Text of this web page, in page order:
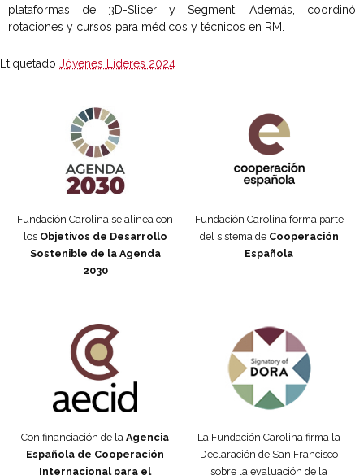
plataformas de 3D-Slicer y Segment. Además, coordinó
rotaciones y cursos para médicos y técnicos en RM.
Etiquetado Jóvenes Líderes 2024
Fundación Carolina se alinea con
los Objetivos de Desarrollo
Sostenible de la Agenda
2030
Fundación Carolina forma parte
del sistema de Cooperación
Española
Con financiación de la Agencia
Española de Cooperación
Internacional para el
La Fundación Carolina firma la
Declaración de San Francisco
sobre la evaluación de la